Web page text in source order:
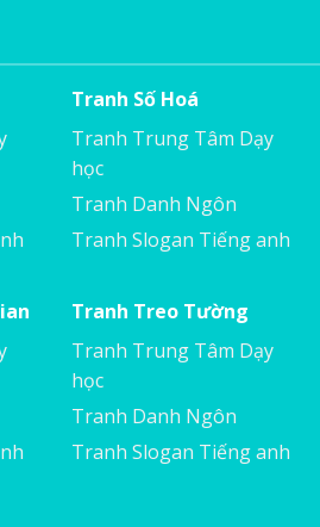
Tranh Số Hoá
Tranh Trung Tâm Dạy
học
Tranh Danh Ngôn
Tranh Slogan Tiếng anh
Tranh Treo Tường
Tranh Trung Tâm Dạy
học
Tranh Danh Ngôn
Tranh Slogan Tiếng anh